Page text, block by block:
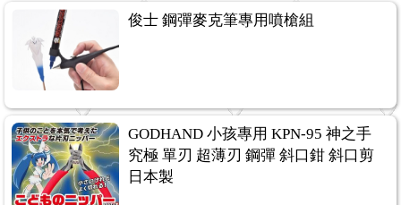
俊士 鋼彈麥克筆專用噴槍組
GODHAND 小孩專用 KPN-95 神之手
究極 單刃 超薄刃 鋼彈 斜口鉗 斜口剪
日本製